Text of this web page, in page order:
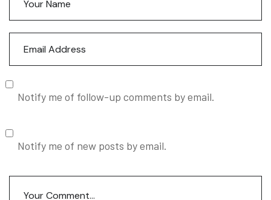
Notify me of follow-up comments by email.
Notify me of new posts by email.